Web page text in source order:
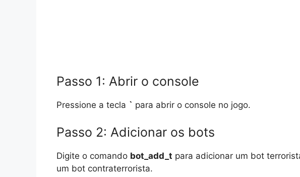
Passo 1: Abrir o console
Pressione a tecla ` para abrir o console no jogo.
Passo 2: Adicionar os bots
Digite o comando bot_add_t para adicionar um bot
um bot contraterrorista.